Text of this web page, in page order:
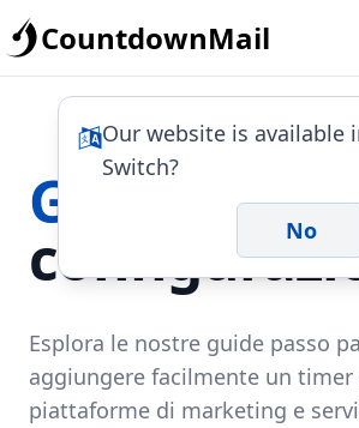
CountdownMail
Our website is available
Switch?
No
Guide di
Esplora le nostre guide passo
aggiungere facilmente un
piattaforme di marketing e